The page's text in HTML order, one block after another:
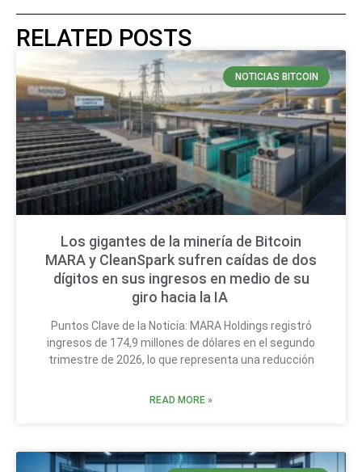
RELATED POSTS
NOTICIAS BITCOIN
Los gigantes de la minería de Bitcoin
MARA y CleanSpark sufren caídas de dos
dígitos en sus ingresos en medio de su
giro hacia la IA
Puntos Clave de la Noticia: MARA Holdings registró
ingresos de 174,9 millones de dólares en el segundo
trimestre de 2026, lo que representa una reducción
READ MORE »